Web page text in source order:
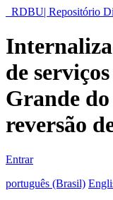
RDBU| Repositório
de
Grande
reversão
Entrar
português (Brasil)